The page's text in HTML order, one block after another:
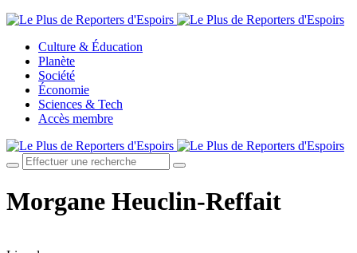
Culture & Éducation
Planète
Société
Économie
Sciences & Tech
Accès membre
Morgane Heuclin-Reffait